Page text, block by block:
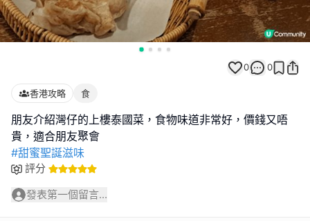
0 0
香港攻略 食
朋友介紹灣仔的上樓泰國菜，食物味道非常好，價錢又唔
#甜蜜聖誕滋味
評分
發表第一個留言...